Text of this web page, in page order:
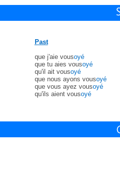
Past
que j'aie vousoyé
que tu aies vousoyé
qu'il ait vousoyé
que nous ayons vousoyé
que vous ayez vousoyé
qu'ils aient vousoyé